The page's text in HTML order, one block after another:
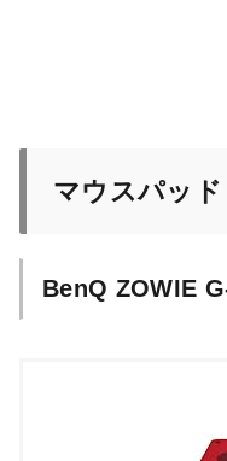
マウスパッド
BenQ ZOWIE